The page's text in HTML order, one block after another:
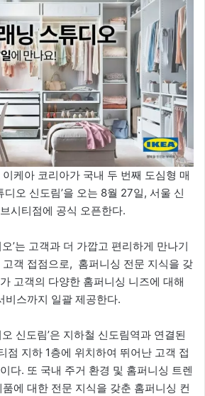
케아 코리아가 국내 두 번째 도심형 매
디오 신도림’을 오는 8월 27일, 서울 신
시티점에 공식 오픈한다.
’는 고객과 더 가깝고 편리하게 만나기
객 접점으로, 홈퍼니싱 전문 지식을 갖
고객의 다양한 홈퍼니싱 니즈에 대해
비스까지 일괄 제공한다.
신도림’은 지하철 신도림역과 연결된
점 지하 1층에 위치하여 뛰어난 고객 접
다. 또 국내 주거 환경 및 홈퍼니싱 트렌
에 대한 전문 지식을 갖춘 홈퍼니싱 컨